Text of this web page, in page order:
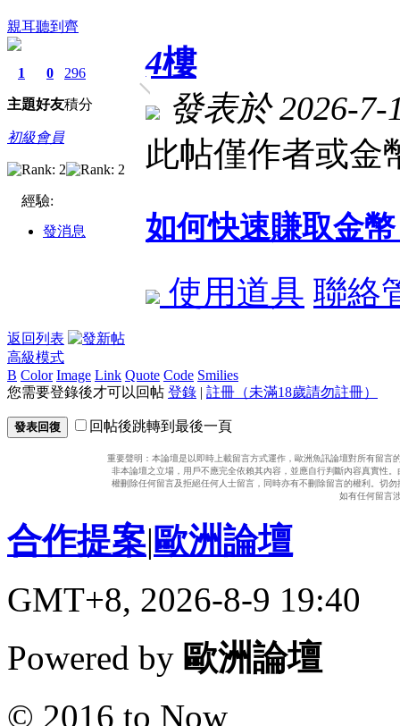
親耳聽到齊
1
主題
0
好友
296
積分
初級會員
經驗:
發消息
4樓
發表於 2026-7-
此帖僅作者或金
如何快速賺取金
使用道具 聯絡
返回列表
高級模式
B Color Image Link Quote Code Smilies
您需要登錄後才可以回帖 登錄 | 註冊（未滿18歲請勿註冊）
發表回復 回帖後跳轉到最後一頁
重要聲明：本論壇是以即時上載留言方式運作，歐洲魚訊論壇對所有留
非本論壇之立場，用戶不應完全依賴其內容，並應自行判斷內容真實性
權刪除任何留言及拒絕任何人士留言，同時亦有不刪除留言的權利。切
如有任何留言
合作提案|歐洲論壇
GMT+8, 2026-8-9 19:40
Powered by 歐洲論壇
© 2016 to Now